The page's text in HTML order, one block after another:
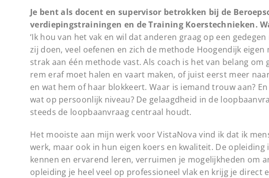
Je bent als docent en supervisor betrokken bij de
verdiepingstrainingen en de Training Koerstechnieken.
‘Ik hou van het vak en wil dat anderen graag op een
zij doen, veel oefenen en zich de methode Hoogendijk
strak aan één methode vast. Als coach is het van belang
rem eraf moet halen en vaart maken, of juist eerst meer
en wat hem of haar blokkeert. Waar is iemand trouw aan?
wat op persoonlijk niveau? De gelaagdheid in de
steeds de loopbaanvraag centraal houdt.
Het mooiste aan mijn werk voor VistaNova vind ik dat ik
werk, maar ook in hun eigen koers en kwaliteit. De
kennen en ervarend leren, verruimen je mogelijkheden om
opleiding je heel veel op professioneel vlak en krijg je